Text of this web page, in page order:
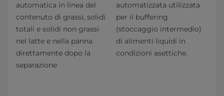
automatica in linea del
contenuto di grassi, solidi
totali e solidi non grassi
nel latte e nella panna
direttamente dopo la
separazione
automatizzata utilizzata
per il buffering
(stoccaggio intermedio)
di alimenti liquidi in
condizioni asettiche.